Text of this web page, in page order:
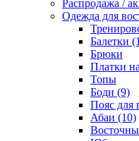
Распродажа /
Одежда для
Балетки
Брюки
Платки
Топы
Боди (9)
Пояс для
Абаи (10)